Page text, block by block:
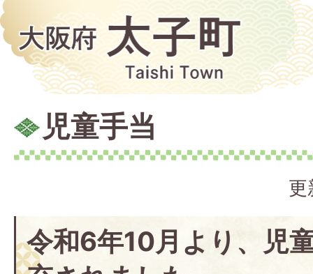
児童手当
更
令和6年10月より、児